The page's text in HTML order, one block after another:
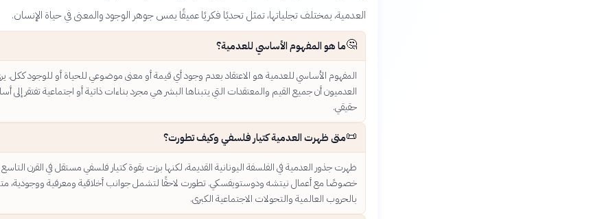
العدمية، بمختلف تجلياتها، تمثل تحديًا فكريًا عميقًا يمس جوهر الوجود والمعنى في حياة الإنسان.
🤔ما هو المفهوم الأساسي للعدمية؟
المفهوم الأساسي للعدمية هو الاعتقاد بعدم وجود أي قيمة أو معنى موضوعي للحياة أو للوجود ككل.
العدميون أن جميع القيم والمعتقدات التي يتبناها البشر هي مجرد بناءات ذاتية أو اجتماعية تفتقر إلى
حقيقي.
📜متى ظهرت العدمية كتيار فلسفي وكيف تطورت؟
ظهرت جذور العدمية في الفلسفة اليونانية القديمة، لكنها برزت بقوة كتيار فلسفي مستقل في القرن
خصوصًا مع أعمال نيتشه ودوستويفسكي. تطورت لاحقًا لتشمل جوانب أخلاقية ومعرفية ووجودية،
بالحروب العالمية والتحولات الاجتماعية الكبرى.